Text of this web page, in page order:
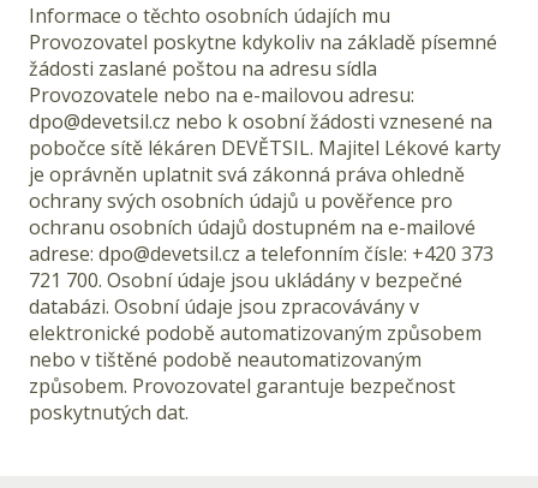
Informace o těchto osobních údajích mu
Provozovatel poskytne kdykoliv na základě písemné
žádosti zaslané poštou na adresu sídla
Provozovatele nebo na e-mailovou adresu:
dpo@devetsil.cz nebo k osobní žádosti vznesené na
pobočce sítě lékáren DEVĚTSIL. Majitel Lékové karty
je oprávněn uplatnit svá zákonná práva ohledně
ochrany svých osobních údajů u pověřence pro
ochranu osobních údajů dostupném na e-mailové
adrese: dpo@devetsil.cz a telefonním čísle: +420 373
721 700. Osobní údaje jsou ukládány v bezpečné
databázi. Osobní údaje jsou zpracovávány v
elektronické podobě automatizovaným způsobem
nebo v tištěné podobě neautomatizovaným
způsobem. Provozovatel garantuje bezpečnost
poskytnutých dat.